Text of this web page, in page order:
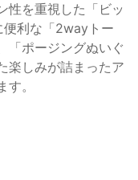
性を重視した「ビッ
便利な「2wayトー
「ポージングぬいぐ
楽しみが詰まったア
。